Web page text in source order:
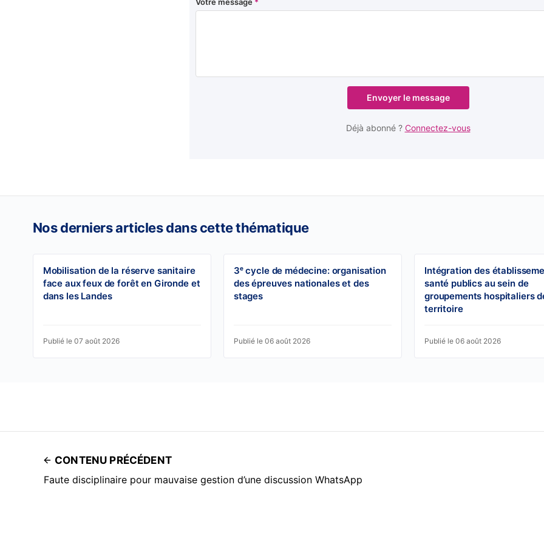
Envoyer le message
Déjà abonné ? Connectez-vous
Nos derniers articles dans cette thématique
Mobilisation de la réserve sanitaire
face aux feux de forêt en Gironde et
dans les Landes
Publié le 07 août 2026
3ᵉ cycle de médecine: organisation
des épreuves nationales et des
stages
Publié le 06 août 2026
Intégration des
santé publics au sein de
groupements hospitaliers
territoire
Publié le 06 août 2026
CONTENU PRÉCÉDENT
Faute disciplinaire pour mauvaise gestion d’une discussion WhatsApp